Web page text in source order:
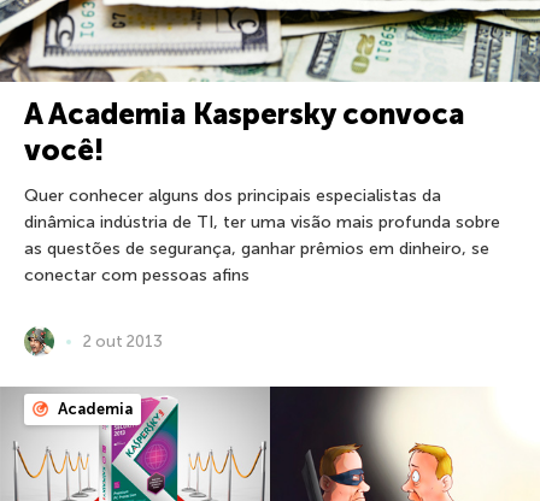
A Academia Kaspersky convoca
você!
Quer conhecer alguns dos principais especialistas da
dinâmica indústria de TI, ter uma visão mais profunda sobre
as questões de segurança, ganhar prêmios em dinheiro, se
conectar com pessoas afins
2 out 2013
Academia